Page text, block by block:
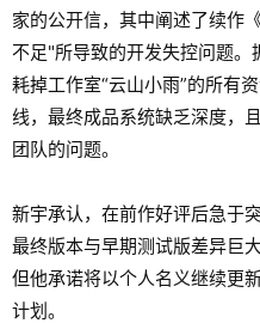
家的公开信，其中阐述了续作
不足"所导致的开发失控问题。
耗掉工作室“云山小雨”的所有
线，最终成品系统缺乏深度，
团队的问题。
新宇承认，在前作好评后急于
最终版本与早期测试版差异巨
但他承诺将以个人名义继续更
计划。